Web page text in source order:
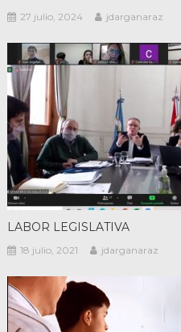
27 julio, 2024 jdarganaraz
LABOR LEGISLATIVA
18 julio, 2021 jdarganaraz